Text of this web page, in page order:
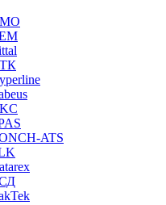
ATS